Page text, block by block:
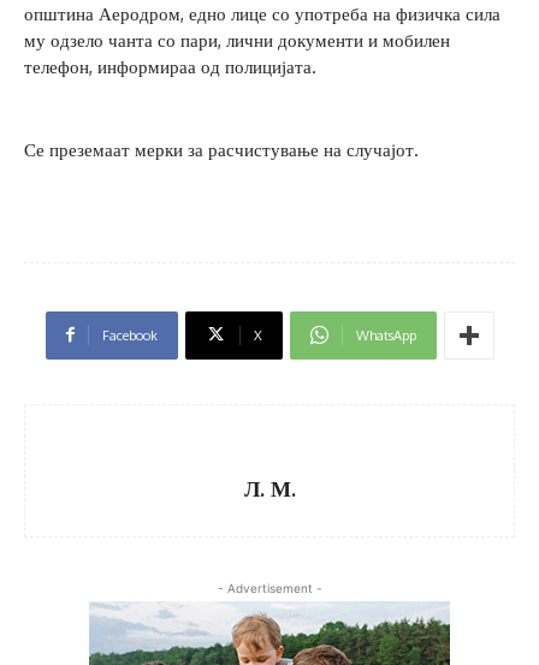
општина Аеродром, едно лице со употреба на физичка сила
му одзело чанта со пари, лични документи и мобилен
телефон, информираа од полицијата.
Се преземаат мерки за расчистување на случајот.
Facebook X WhatsApp
Л. М.
- Advertisement -